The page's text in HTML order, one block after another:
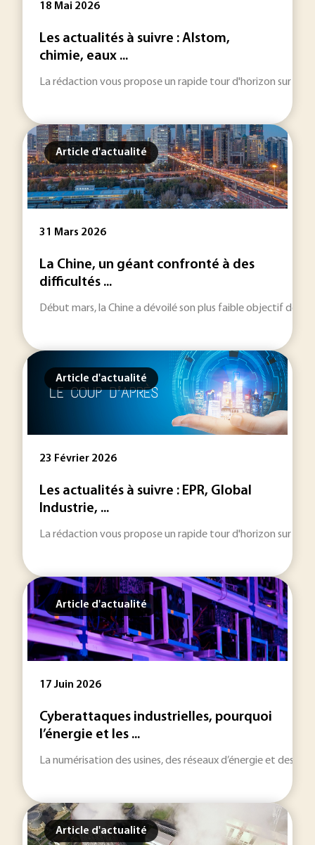
18 Mai 2026
Les actualités à suivre : Alstom,
chimie, eaux ...
La rédaction vous propose un rapide tour d'horizon sur les
Article d'actualité
31 Mars 2026
La Chine, un géant confronté à des
difficultés ...
Début mars, la Chine a dévoilé son plus faible objectif de
Article d'actualité
23 Février 2026
Les actualités à suivre : EPR, Global
Industrie, ...
La rédaction vous propose un rapide tour d'horizon sur les
Article d'actualité
17 Juin 2026
Cyberattaques industrielles, pourquoi
l’énergie et les ...
La numérisation des usines, des réseaux d’énergie et des
Article d'actualité